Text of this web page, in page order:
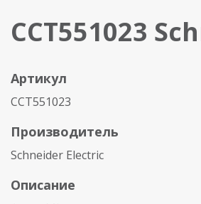
CCT551023
Артикул
CCT551023
Производитель
Schneider Electric
Описание